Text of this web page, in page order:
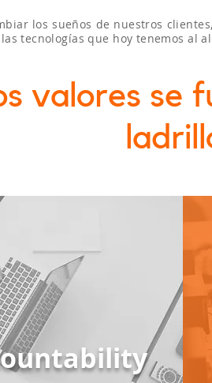
los sueños de nuestros
tecnologías que hoy tenemos al
valores se